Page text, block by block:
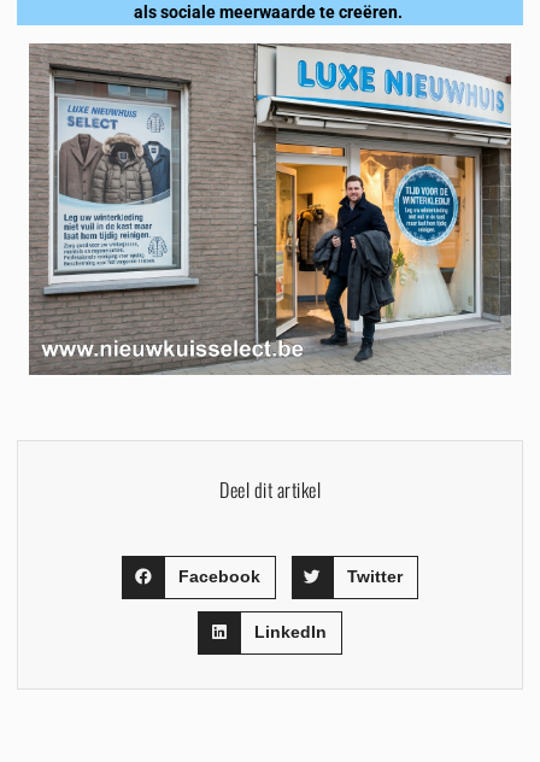
als sociale meerwaarde te creëren.
Deel dit artikel
Facebook Twitter
LinkedIn